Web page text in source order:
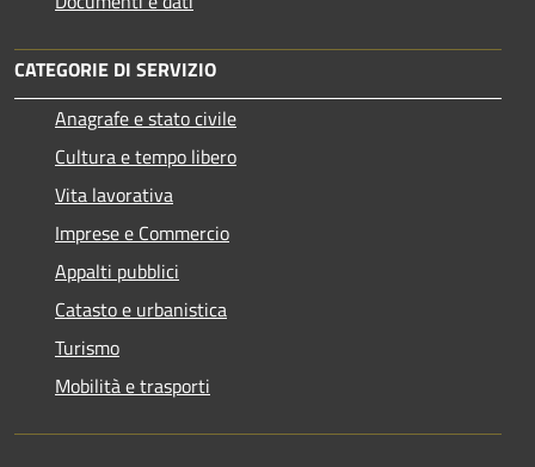
CATEGORIE DI SERVIZIO
Anagrafe e stato civile
Cultura e tempo libero
Vita lavorativa
Imprese e Commercio
Appalti pubblici
Catasto e urbanistica
Turismo
Mobilità e trasporti